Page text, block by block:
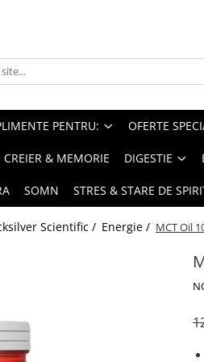
PENTRU: OFERTE
CREIER & MEMORIE DIGESTIE
SOMN STRES & STARE DE
Scientific / Energie / MCT Oil